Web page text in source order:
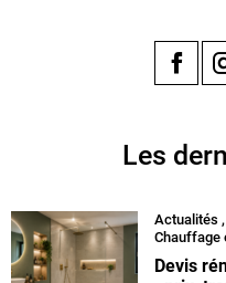
Les
Actualités ,
Chauffage
Devis